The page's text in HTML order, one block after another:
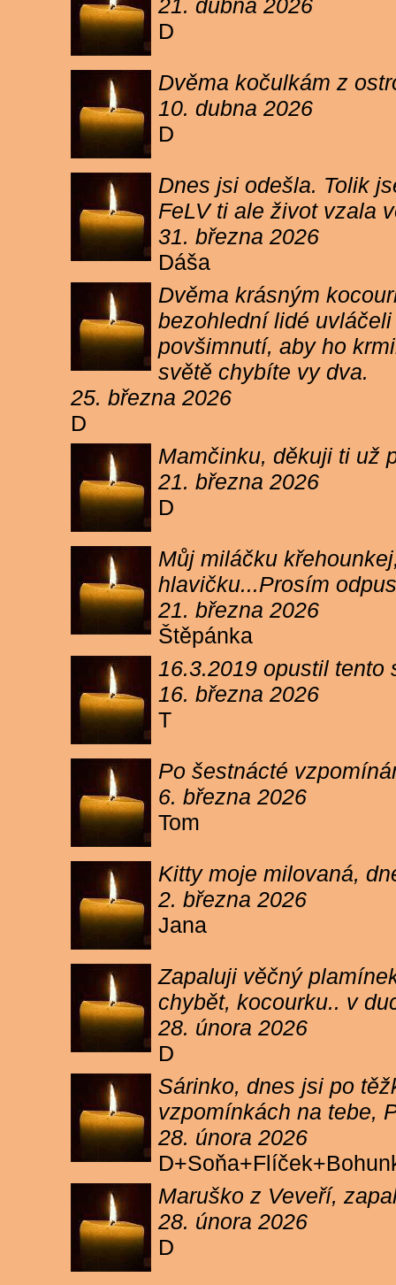
21. dubna 2026
D
Dvěma kočulkám z
10. dubna 2026
D
Dnes jsi odešla. Tolik
FeLV ti ale život vzala
31. března 2026
Dáša
Dvěma krásným
bezohlední lidé
povšimnutí, aby ho
světě chybíte vy dva.
25. března 2026
D
Mamčinku, děkuji ti už
21. března 2026
D
Můj miláčku
hlavičku...Prosím
21. března 2026
Štěpánka
16.3.2019 opustil
16. března 2026
T
Po šestnácté
6. března 2026
Tom
Kitty moje milovaná,
2. března 2026
Jana
Zapaluji věčný
chybět, kocourku.. v
28. února 2026
D
Sárinko, dnes jsi po
vzpomínkách na tebe,
28. února 2026
Maruško z Veveří,
28. února 2026
D